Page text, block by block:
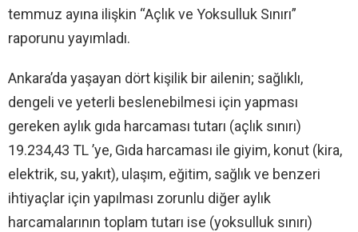
temmuz ayına ilişkin “Açlık ve Yoksulluk Sınırı”
raporunu yayımladı.
Ankara’da yaşayan dört kişilik bir ailenin; sağlıklı,
dengeli ve yeterli beslenebilmesi için yapması
gereken aylık gıda harcaması tutarı (açlık sınırı)
19.234,43 TL ’ye, Gıda harcaması ile giyim, konut (kira,
elektrik, su, yakıt), ulaşım, eğitim, sağlık ve benzeri
ihtiyaçlar için yapılması zorunlu diğer aylık
harcamalarının toplam tutarı ise (yoksulluk sınırı)